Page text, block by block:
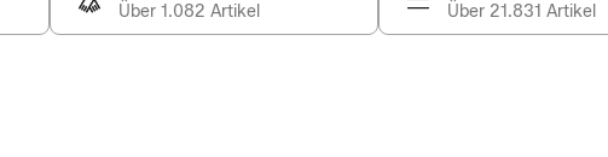
Über 1.082 Artikel
Über 21.831 Artikel